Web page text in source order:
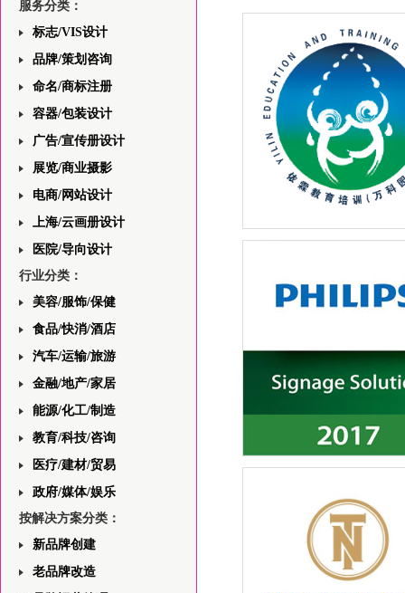
服务分类：
标志/VIS设计
品牌/策划咨询
命名/商标注册
容器/包装设计
广告/宣传册设计
展览/商业摄影
电商/网站设计
上海/云画册设计
医院/导向设计
行业分类：
美容/服饰/保健
食品/快消/酒店
汽车/运输/旅游
金融/地产/家居
能源/化工/制造
教育/科技/咨询
医疗/建材/贸易
政府/媒体/娱乐
按解决方案分类：
新品牌创建
老品牌改造
上海依霖教育中心网站前
飞利浦一站式安防领域解